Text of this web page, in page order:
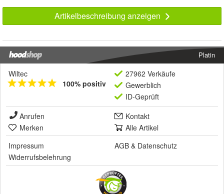
Artikelbeschreibung anzeigen
Platin
Wiltec
100% positiv
27962 Verkäufe
Gewerblich
ID-Geprüft
Anrufen
Kontakt
Merken
Alle Artikel
Impressum
AGB & Datenschutz
Widerrufsbelehrung